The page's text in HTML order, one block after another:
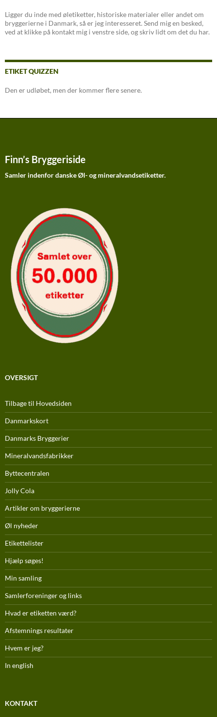
Ligger du inde med øletiketter, historiske materialer eller andet om
bryggerierne i Danmark, så er jeg interesseret. Send mig en besked,
ved at klikke på kontakt mig i venstre side, og skriv lidt om det du har.
ETIKET QUIZZEN
Den er udløbet, men der kommer flere senere.
Finn’s Bryggeriside
Samler indenfor danske Øl- og mineralvandsetiketter.
OVERSIGT
Tilbage til Hovedsiden
Danmarkskort
Danmarks Bryggerier
Mineralvandsfabrikker
Byttecentralen
Jolly Cola
Artikler om bryggerierne
Øl nyheder
Etikettelister
Hjælp søges!
Min samling
Samlerforeninger og links
Hvad er etiketten værd?
Afstemnings resultater
Hvem er jeg?
In english
KONTAKT